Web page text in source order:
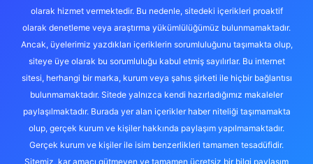
olarak hizmet vermektedir. Bu nedenle, sitedeki içerikleri proaktif
olarak denetleme veya araştırma yükümlülüğümüz bulunmamaktadır.
Ancak, üyelerimiz yazdıkları içeriklerin sorumluluğunu taşımakta olup,
siteye üye olarak bu sorumluluğu kabul etmiş sayılırlar. Bu internet
sitesi, herhangi bir marka, kurum veya şahıs şirketi ile hiçbir bağlantısı
bulunmamaktadır. Sitede yalnızca kendi hazırladığımız makaleler
paylaşılmaktadır. Burada yer alan içerikler haber niteliği taşımamakta
olup, gerçek kurum ve kişiler hakkında paylaşım yapılmamaktadır.
Gerçek kurum ve kişiler ile isim benzerlikleri tamamen tesadüfidir.
Sitemiz, kar amacı gütmeyen ve tamamen ücretsiz bir bilgi paylaşım